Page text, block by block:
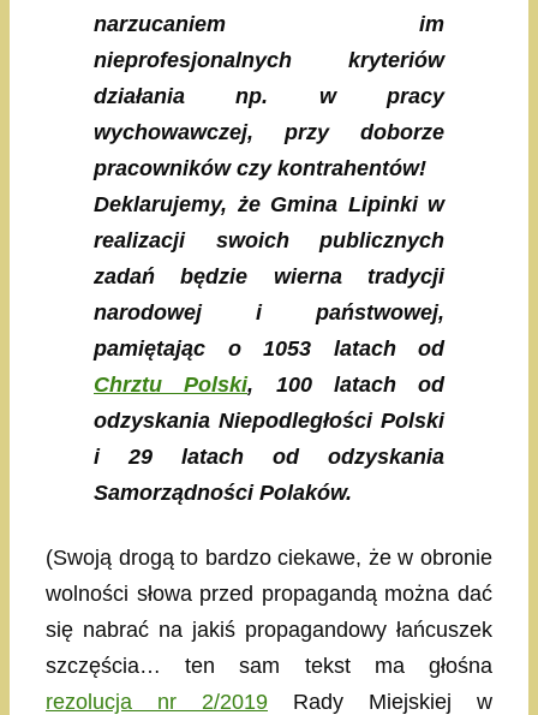
narzucaniem im
nieprofesjonalnych kryteriów
działania np. w pracy
wychowawczej, przy doborze
pracowników czy kontrahentów!
Deklarujemy, że Gmina Lipinki w
realizacji swoich publicznych
zadań będzie wierna tradycji
narodowej i państwowej,
pamiętając o 1053 latach od
Chrztu Polski, 100 latach od
odzyskania Niepodległości Polski
i 29 latach od odzyskania
Samorządności Polaków.
(Swoją drogą to bardzo ciekawe, że w obronie
wolności słowa przed propagandą można dać
się nabrać na jakiś propagandowy łańcuszek
szczęścia… ten sam tekst ma głośna
rezolucja nr 2/2019 Rady Miejskiej w